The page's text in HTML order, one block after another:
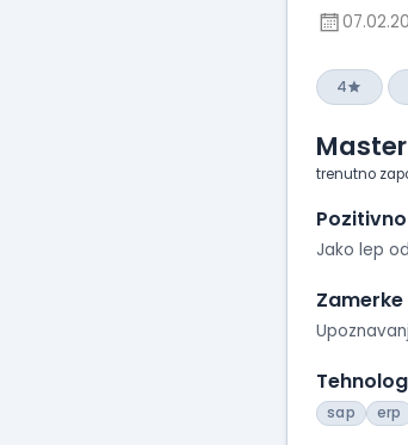
4
trenutno
Pozitivno
Jako lep
Zamerke
sap erp